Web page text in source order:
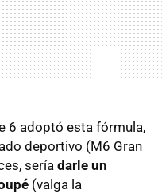
6 adoptó esta fórmula,
deportivo (M6 Gran
sería darle un
(valga la